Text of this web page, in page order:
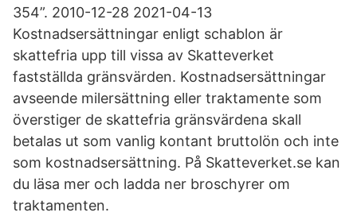
354”. 2010-12-28 2021-04-13
Kostnadsersättningar enligt schablon är
skattefria upp till vissa av Skatteverket
fastställda gränsvärden. Kostnadsersättningar
avseende milersättning eller traktamente som
överstiger de skattefria gränsvärdena skall
betalas ut som vanlig kontant bruttolön och inte
som kostnadsersättning. På Skatteverket.se kan
du läsa mer och ladda ner broschyrer om
traktamenten.